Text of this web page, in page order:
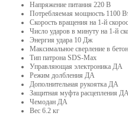
Напряжение питания 220 В
Потребляемая мощность 1100
Скорость вращения на 1-й
Число ударов в минуту на 1-й
Энергия удара 10 Дж
Максимальное сверление в
Тип патрона SDS-Max
Управляющая электроника ДА
Режим долбления ДА
Дополнительная рукоятка ДА
Защитная муфта расцепления
Чемодан ДА
Вес 6.2 кг